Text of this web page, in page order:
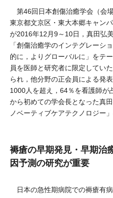
第46回日本創傷治癒学会（会
東京都文京区・東大本郷キャンパ
が2016年12月9～10日，真田弘
「創傷治癒学のインテグレー
的に，よりグローバルに」をテ
員を医師と研究者に限定してい
られ，他分野の正会員による発
1000人を超え，64％を看護師が
から初めての学会長となった真
ノベーティブケアテクノロジー
褥瘡の早期発見・早期治
因予測の研究が重要
日本の急性期病院での褥瘡有